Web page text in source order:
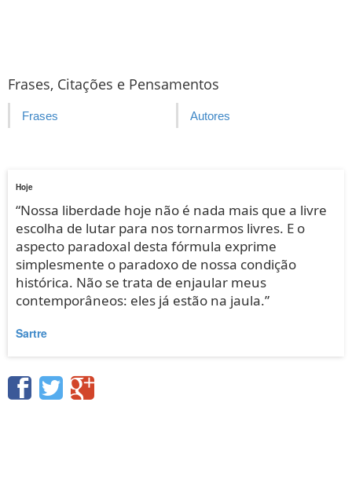
Frases, Citações e Pensamentos
Frases Autores
Hoje
“Nossa liberdade hoje não é nada mais que a livre
escolha de lutar para nos tornarmos livres. E o
aspecto paradoxal desta fórmula exprime
simplesmente o paradoxo de nossa condição
histórica. Não se trata de enjaular meus
contemporâneos: eles já estão na jaula.”
Sartre